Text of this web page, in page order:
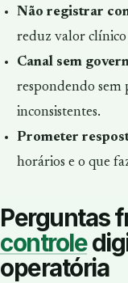
Não registrar
reduz valor
Canal sem
respondendo sem
inconsistentes.
Prometer
horários e o que
Perguntas
controle
operatória